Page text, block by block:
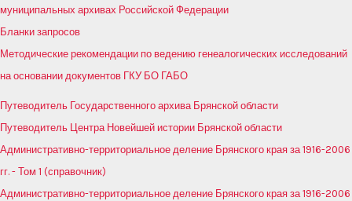
муниципальных архивах Российской Федерации
Бланки запросов
Методические рекомендации по ведению генеалогических исследований
на основании документов ГКУ БО ГАБО
Путеводитель Государственного архива Брянской области
Путеводитель Центра Новейшей истории Брянской области
Административно-территориальное деление Брянского края за 1916-2006
гг. - Том 1 (справочник)
Административно-территориальное деление Брянского края за 1916-2006